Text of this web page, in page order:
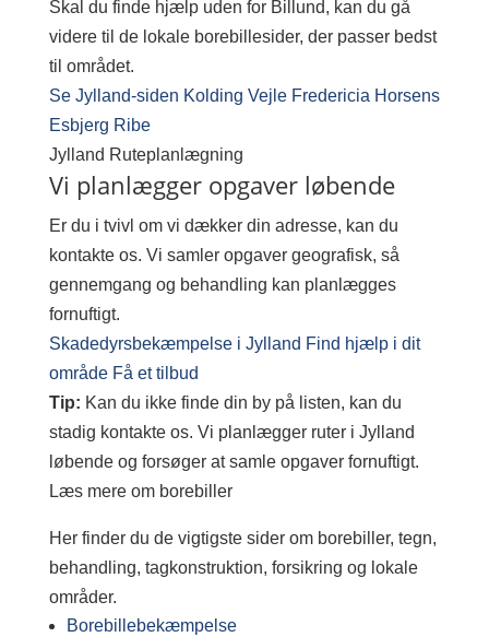
Skal du finde hjælp uden for Billund, kan du gå
videre til de lokale borebillesider, der passer bedst
til området.
Se Jylland-siden Kolding Vejle Fredericia Horsens
Esbjerg Ribe
Jylland Ruteplanlægning
Vi planlægger opgaver løbende
Er du i tvivl om vi dækker din adresse, kan du
kontakte os. Vi samler opgaver geografisk, så
gennemgang og behandling kan planlægges
fornuftigt.
Skadedyrsbekæmpelse i Jylland Find hjælp i dit
område Få et tilbud
Tip: Kan du ikke finde din by på listen, kan du
stadig kontakte os. Vi planlægger ruter i Jylland
løbende og forsøger at samle opgaver fornuftigt.
Læs mere om borebiller
Her finder du de vigtigste sider om borebiller, tegn,
behandling, tagkonstruktion, forsikring og lokale
områder.
Borebillebekæmpelse